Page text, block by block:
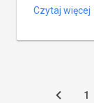
Marzec to
termin u
Czytaj więcej
1